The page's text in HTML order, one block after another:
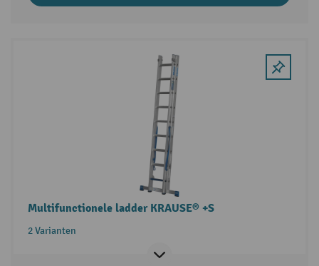
Multifunctionele ladder KRAUSE® +S
2 Varianten